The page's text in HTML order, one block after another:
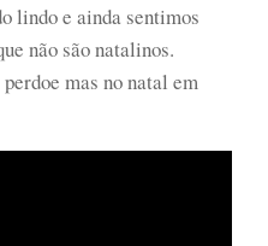
lindo e ainda sentimos
não são natalinos.
mas no natal em